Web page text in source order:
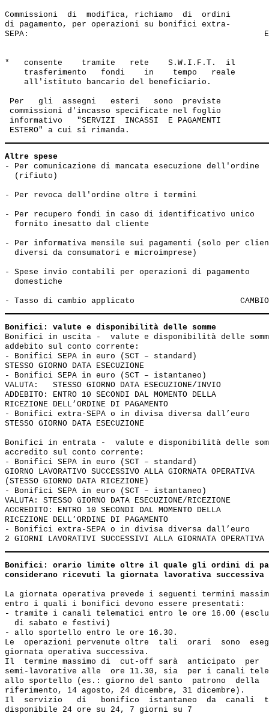
Commissioni  di  modifica, richiamo  di  ordini
di pagamento, per operazioni su bonifici extra-
SEPA:
*   consente    tramite   rete    S.W.I.F.T.  il
    trasferimento   fondi    in    tempo   reale
    all'istituto bancario del beneficiario.
Per   gli  assegni   esteri   sono  previste
commissioni d'incasso specificate nel foglio
informativo   "SERVIZI  INCASSI  E PAGAMENTI
Altre spese
- Per comunicazione di mancata esecuzione dell'ordine
(rifiuto)
- Per revoca dell'ordine oltre i termini
- Per recupero fondi in caso di identificativo unico
fornito inesatto dal cliente
- Per informativa mensile sui pagamenti (solo per
diversi da consumatori e microimprese)
- Spese invio contabili per operazioni di pagamento
domestiche
Bonifici: valute e disponibilità delle somme
Bonifici in uscita -  valute e disponibilità delle
addebito sul conto corrente:
- Bonifici SEPA in euro (SCT – standard)
STESSO GIORNO DATA ESECUZIONE
- Bonifici SEPA in euro (SCT – istantaneo)
VALUTA:   STESSO GIORNO DATA ESECUZIONE/INVIO
ADDEBITO: ENTRO 10 SECONDI DAL MOMENTO DELLA
RICEZIONE DELL’ORDINE DI PAGAMENTO
- Bonifici extra-SEPA o in divisa diversa dall’euro
STESSO GIORNO DATA ESECUZIONE
Bonifici in entrata -  valute e disponibilità delle
accredito sul conto corrente:
- Bonifici SEPA in euro (SCT – standard)
GIORNO LAVORATIVO SUCCESSIVO ALLA GIORNATA OPERATIVA
(STESSO GIORNO DATA RICEZIONE)
- Bonifici SEPA in euro (SCT – istantaneo)
VALUTA: STESSO GIORNO DATA ESECUZIONE/RICEZIONE
ACCREDITO: ENTRO 10 SECONDI DAL MOMENTO DELLA
RICEZIONE DELL’ORDINE DI PAGAMENTO
- Bonifici extra-SEPA o in divisa diversa dall’euro
Bonifici: orario limite oltre il quale gli ordini di
considerano ricevuti la giornata lavorativa successiva
La giornata operativa prevede i seguenti termini
entro i quali i bonifici devono essere presentati:
- tramite i canali telematici entro le ore 16.00
  di sabato e festivi)
- allo sportello entro le ore 16.30.
Le  operazioni pervenute oltre  tali  orari  sono
giornata operativa successiva.
Il  termine massimo di  cut-off sarà  anticipato  per
semi-lavorative alle  ore 11.30, sia  per i canali
allo sportello (es.: giorno del santo  patrono
riferimento, 14 agosto, 24 dicembre, 31 dicembre).
Il  servizio   di   bonifico  istantaneo  da  canali